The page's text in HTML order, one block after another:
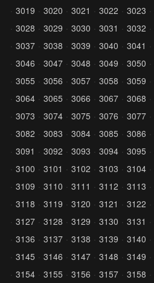
3019 3020 3021 3022 3023
3028
3029 3030 3031 3032
3037
3038 3039 3040 3041
3046
3047 3048 3049 3050
3055
3056 3057 3058 3059
3064
3065 3066 3067 3068
3073
3074 3075 3076 3077
3082
3083 3084 3085 3086
3091
3092 3093 3094 3095
3100
3101 3102 3103 3104
3109
3110 3111 3112 3113
3118
3119 3120 3121 3122
3127
3128 3129 3130 3131
3136
3137 3138 3139 3140
3145
3146 3147 3148 3149
3154
3155 3156 3157 3158